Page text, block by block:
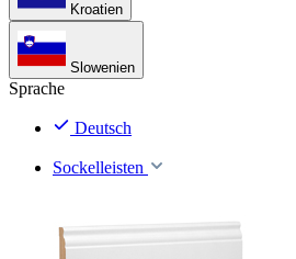
Kroatien
Slowenien
Sprache
Deutsch
Sockelleisten